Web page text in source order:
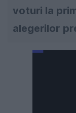
voturi la
alegerilor